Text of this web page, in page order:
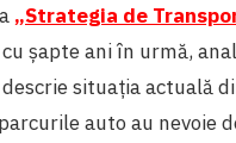
„Strategia de
șapte ani în urmă,
situația actuală
auto au nevoie